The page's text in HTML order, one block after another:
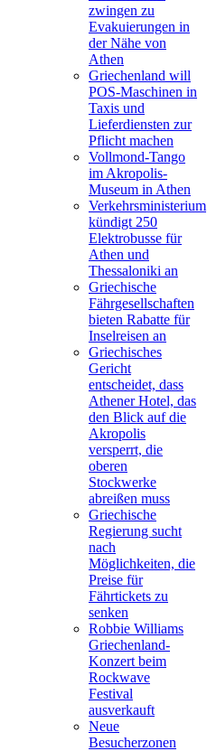
zwingen zu
Evakuierungen in
der Nähe von
Athen
Griechenland will
POS-Maschinen in
Taxis und
Lieferdiensten zur
Pflicht machen
Vollmond-Tango
im Akropolis-
Museum in Athen
Verkehrsministerium
kündigt 250
Elektrobusse für
Athen und
Thessaloniki an
Griechische
Fährgesellschaften
bieten Rabatte für
Inselreisen an
Griechisches
Gericht
entscheidet, dass
Athener Hotel, das
den Blick auf die
Akropolis
versperrt, die
oberen
Stockwerke
abreißen muss
Griechische
Regierung sucht
nach
Möglichkeiten, die
Preise für
Fährtickets zu
senken
Robbie Williams
Griechenland-
Konzert beim
Rockwave
Festival
ausverkauft
Neue
Besucherzonen